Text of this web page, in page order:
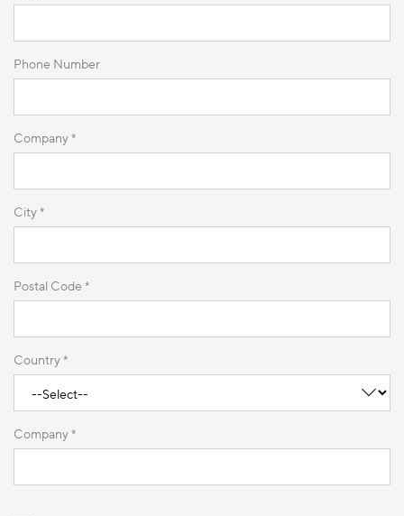
Phone Number
Company *
City *
Postal Code *
Country *
Company *